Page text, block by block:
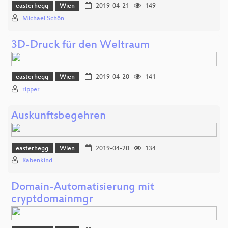
easterhegg Wien 2019-04-21
149
Michael Schön
3D-Druck für den Weltraum
easterhegg Wien 2019-04-20
141
ripper
Auskunftsbegehren
easterhegg Wien 2019-04-20
134
Rabenkind
Domain-Automatisierung mit
cryptdomainmgr